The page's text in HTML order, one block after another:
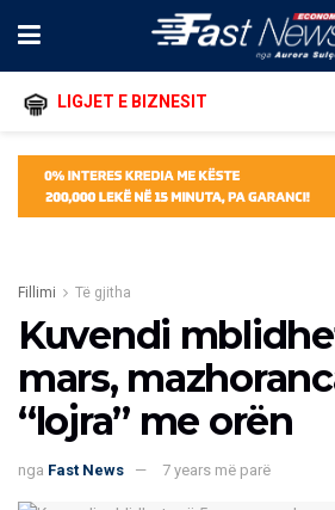
LIGJET E BIZNESIT
Fillimi Të gjitha
Kuvendi
mars,
“lojra” me orën
nga Fast News 7 years më parë